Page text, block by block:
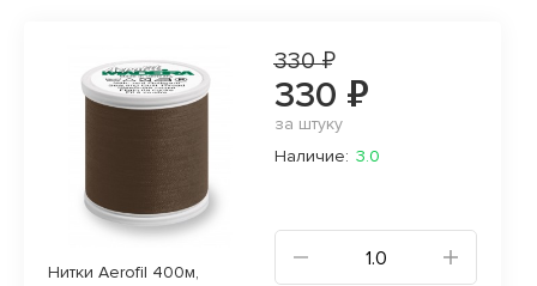
Нитки Aerofil 400м,
330 ₽
330 ₽
за штуку
Наличие: 3.0